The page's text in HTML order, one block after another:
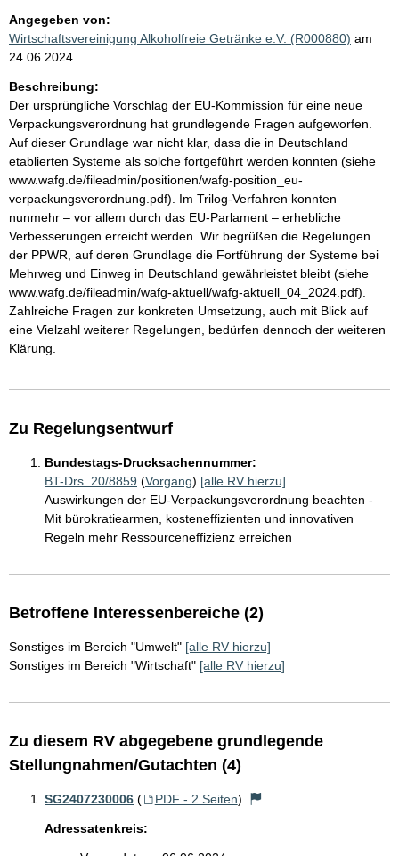
Angegeben von:
Wirtschaftsvereinigung Alkoholfreie Getränke e.V. (R000880) am
24.06.2024
Beschreibung:
Der ursprüngliche Vorschlag der EU-Kommission für eine neue
Verpackungsverordnung hat grundlegende Fragen aufgeworfen.
Auf dieser Grundlage war nicht klar, dass die in Deutschland
etablierten Systeme als solche fortgeführt werden konnten (siehe
www.wafg.de/fileadmin/positionen/wafg-position_eu-
verpackungsverordnung.pdf). Im Trilog-Verfahren konnten
nunmehr – vor allem durch das EU-Parlament – erhebliche
Verbesserungen erreicht werden. Wir begrüßen die Regelungen
der PPWR, auf deren Grundlage die Fortführung der Systeme bei
Mehrweg und Einweg in Deutschland gewährleistet bleibt (siehe
www.wafg.de/fileadmin/wafg-aktuell/wafg-aktuell_04_2024.pdf).
Zahlreiche Fragen zur konkreten Umsetzung, auch mit Blick auf
eine Vielzahl weiterer Regelungen, bedürfen dennoch der weiteren
Klärung.
Zu Regelungsentwurf
Bundestags-Drucksachennummer:
BT-Drs. 20/8859 (Vorgang) [alle RV hierzu]
Auswirkungen der EU-Verpackungsverordnung beachten -
Mit bürokratiearmen, kosteneffizienten und innovativen
Regeln mehr Ressourceneffizienz erreichen
Betroffene Interessenbereiche (2)
Sonstiges im Bereich "Umwelt" [alle RV hierzu]
Sonstiges im Bereich "Wirtschaft" [alle RV hierzu]
Zu diesem RV abgegebene grundlegende
Stellungnahmen/Gutachten (4)
SG2407230006 ( PDF - 2 Seiten)
Adressatenkreis: